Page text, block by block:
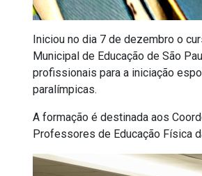
Iniciou no dia 7 de dezembro o
Municipal de Educação de São
profissionais para a iniciação
paralímpicas.
A formação é destinada aos
Professores de Educação Física